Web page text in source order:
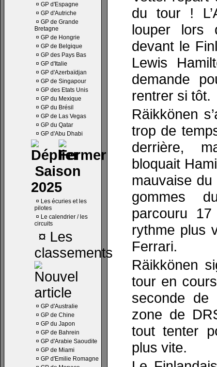
¤ GP d'Espagne
¤ GP d'Autriche
¤ GP de Grande
Bretagne
¤ GP de Hongrie
¤ GP de Belgique
¤ GP des Pays Bas
¤ GP d'Italie
¤ GP d'Azerbaïdjan
¤ GP de Singapour
¤ GP des Etats Unis
¤ GP du Mexique
¤ GP du Brésil
¤ GP de Las Vegas
¤ GP du Qatar
¤ GP d'Abu Dhabi
Saison
2025
¤ Les écuries et les
pilotes
¤ Le calendrier / les
circuits
¤ Les
classements
¤ GP d'Australie
¤ GP de Chine
¤ GP du Japon
¤ GP de Bahrein
¤ GP d'Arabie Saoudite
¤ GP de Miami
¤ GP d'Emilie Romagne
du tour !
louper lors
devant le
Lewis
demande
rentrer si tôt.
Räikkönen
trop de
derrière,
bloquait
mauvaise
gommes
parcouru
rythme plus
Ferrari.
Räikkönen
tour en
seconde
zone de
tout tenter
plus vite.